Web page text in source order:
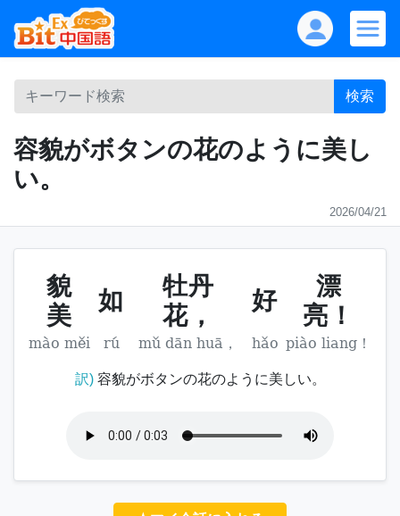
検索
容貌がボタンの花のように美し
い。
2026/04/21
貌
美
如
牡丹
花，
好
漂
亮！
mào měi rú mǔ dān huā， hǎo piào liang！
訳)容貌がボタンの花のように美しい。